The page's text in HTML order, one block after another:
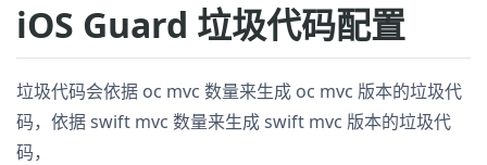
iOS Guard 垃圾代码配置
垃圾代码会依据 oc mvc 数量来生成 oc mvc 版本的垃圾代
码，依据 swift mvc 数量来生成 swift mvc 版本的垃圾代
码，